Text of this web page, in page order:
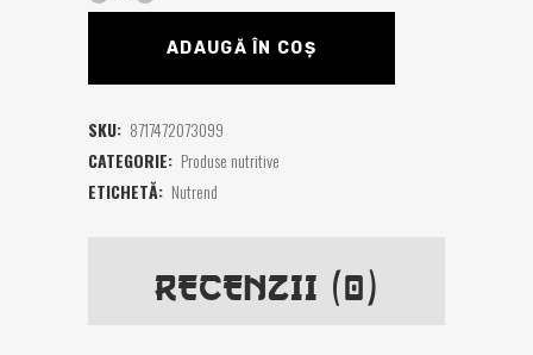
ADAUGĂ ÎN COȘ
SKU: 8717472073099
CATEGORIE: Produse nutritive
ETICHETĂ: Nutrend
RECENZII (0)